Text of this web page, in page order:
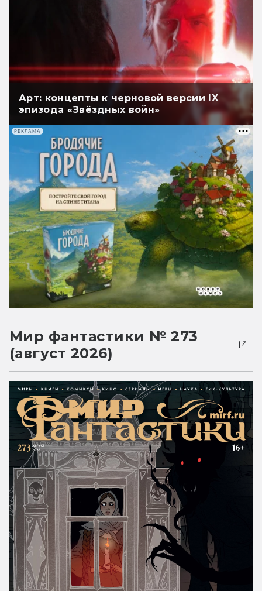
Арт: концепты к черновой версии IX
эпизода «Звёздных войн»
РЕКЛАМА
Мир фантастики № 273
(август 2026)